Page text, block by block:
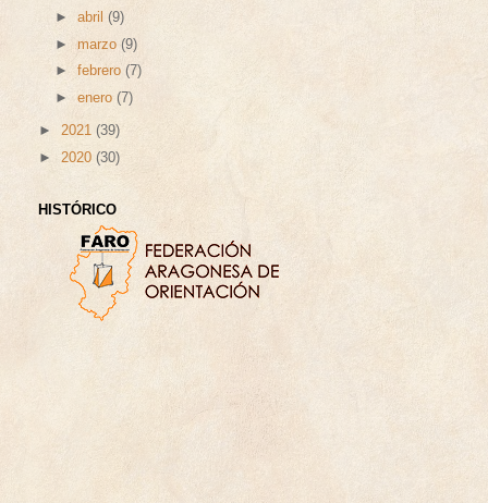
►abril(9)
►marzo(9)
►febrero(7)
►enero(7)
► 2021 (39)
► 2020 (30)
HISTÓRICO